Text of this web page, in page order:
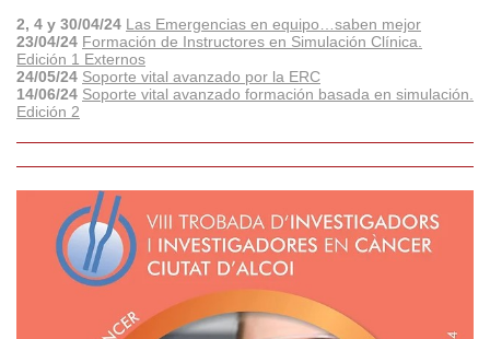
2, 4 y 30/04/24 Las Emergencias en equipo…saben mejor
23/04/24 Formación de Instructores en Simulación Clínica.
Edición 1 Externos
24/05/24 Soporte vital avanzado por la ERC
14/06/24 Soporte vital avanzado formación basada en simulación.
Edición 2